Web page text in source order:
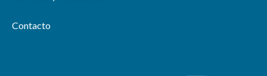
Contacto